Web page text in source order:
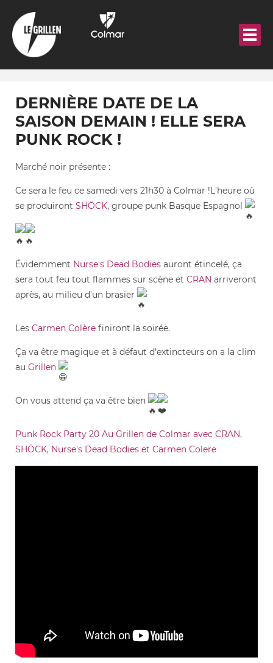
contenu
principal
DERNIÈRE DATE DE LA
SAISON DEMAIN ! ELLE SERA
PUNK ROCK !
Marché noir présente :
Ce sera le feu ce samedi vers 21h30 à Colmar !L'heure où
se produiront SHÖCK, groupe punk Basque Espagnol
Évidemment Nurse's Dead Bodies auront étincelé, ça
sera tout feu tout flammes sur scène et CRAN arriveront
après, au milieu d'un brasier
Les Carmen Colère finiront la soirée.
Ça va être magique et à défaut d'extincteurs on a la clim
au Grillen
On vous attend ça va être bien
Punk Rock Party 20 Au Grillen de Colmar avec CRAN,
SHÖCK, Nurse's Dead Bodies et Carmen Colere